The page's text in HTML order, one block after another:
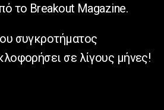
το Breakout Magazine.
συγκροτήματος
σε λίγους μήνες!